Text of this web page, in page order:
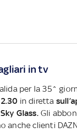
in tv
per la 35^
in diretta
Glass. Gli
anche clienti